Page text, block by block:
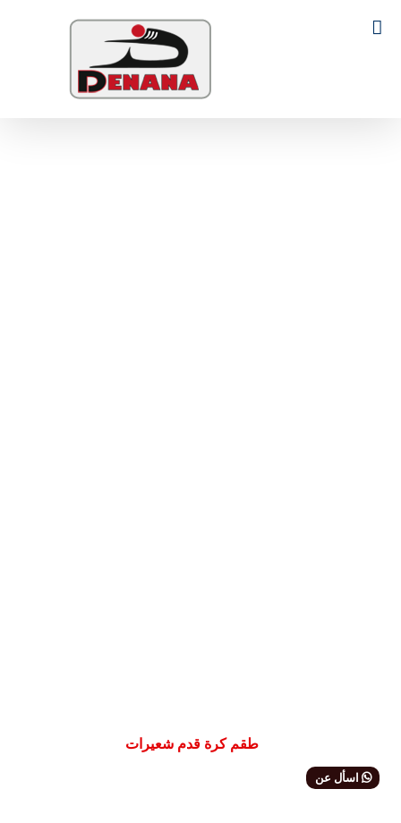
Search
طقم كرة قدم شعيرات
اسأل عن